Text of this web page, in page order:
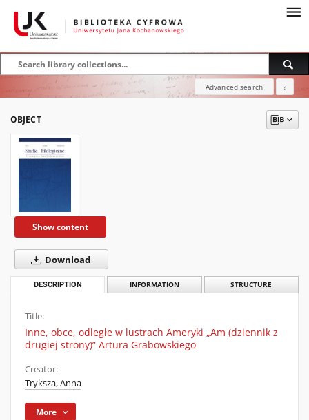
Advanced search ?
OBJECT
Show content
Download
DESCRIPTION INFORMATION STRUCTURE
Title:
Inne, obce, odległe w lustrach Ameryki „Am (dziennik z
drugiej strony)” Artura Grabowskiego
Creator:
Tryksza, Anna
More